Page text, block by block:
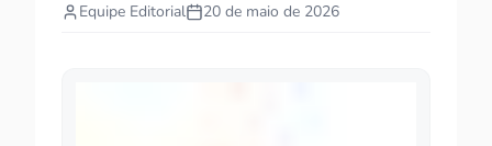
Equipe Editorial 20 de maio de 2026